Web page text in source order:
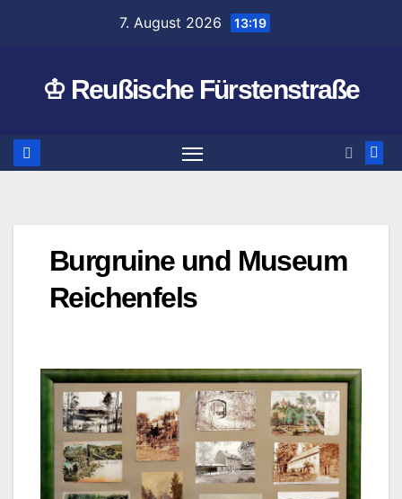
7. August 2026 13:19
♔ Reußische Fürstenstraße
Burgruine und Museum
Reichenfels